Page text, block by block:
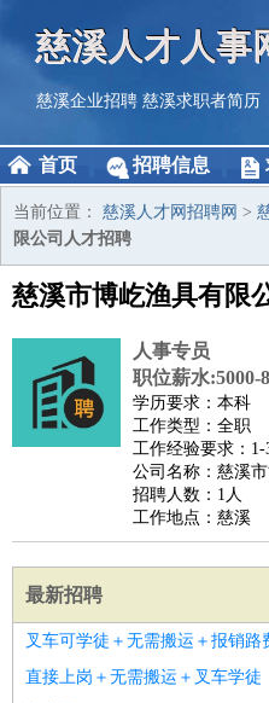
慈溪人才人事
慈溪企业招聘 慈溪求职者简历
首页 招聘信息
当前位置： 慈溪人才网招聘网 >
限公司人才招聘
慈溪市博屹渔具有限
人事专员
职位薪水:5000-
学历要求：本科
工作类型：全职
工作经验要求：1-
公司名称：慈溪
招聘人数：1人
工作地点：慈溪
最新招聘
叉车可学徒＋无需搬运＋报销路
直接上岗＋无需搬运＋叉车学徒